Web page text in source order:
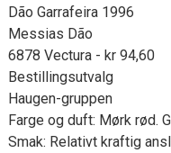
Dão Garrafeira 1996
Messias Dão
6878 Vectura - kr 94,60
Bestillingsutvalg
Haugen-gruppen
Farge og duft: Mørk rød.
Smak: Relativt kraftig